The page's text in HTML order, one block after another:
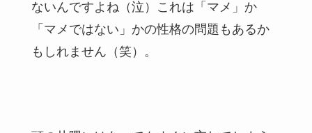
ないんですよね（泣）これは「マメ」か
「マメではない」かの性格の問題もあるか
もしれません（笑）。